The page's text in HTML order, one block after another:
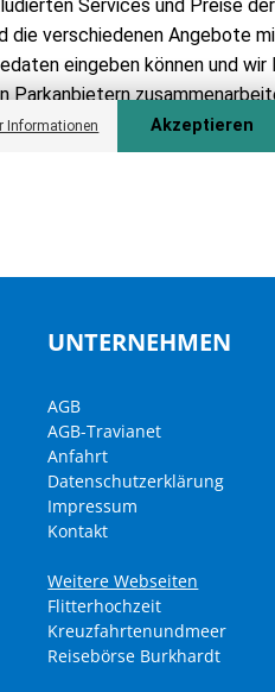
UNTERNEHMEN
AGB
AGB-Travianet
Anfahrt
Datenschutzerklärung
Impressum
Kontakt
Weitere Webseiten
Flitterhochzeit
Kreuzfahrtenundmeer
Reisebörse Burkhardt